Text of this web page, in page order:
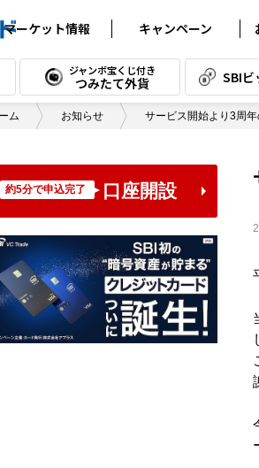
れ
ご案内」
マーケット情報
為替レート (FX)
為替チャート (FX)
本日のスワップポイント (FX)
スワップポイント
カレンダー (つみたて)
経済指標カレンダー
デイリーレポート
キャンペーン
ジャンボ宝くじ付き
つみたて外貨 SBIビ
ム お知らせ サービス開始より3周
約5分で申込完了 口座開設